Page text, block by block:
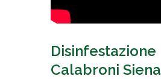
Disinfestazione
Calabroni Siena